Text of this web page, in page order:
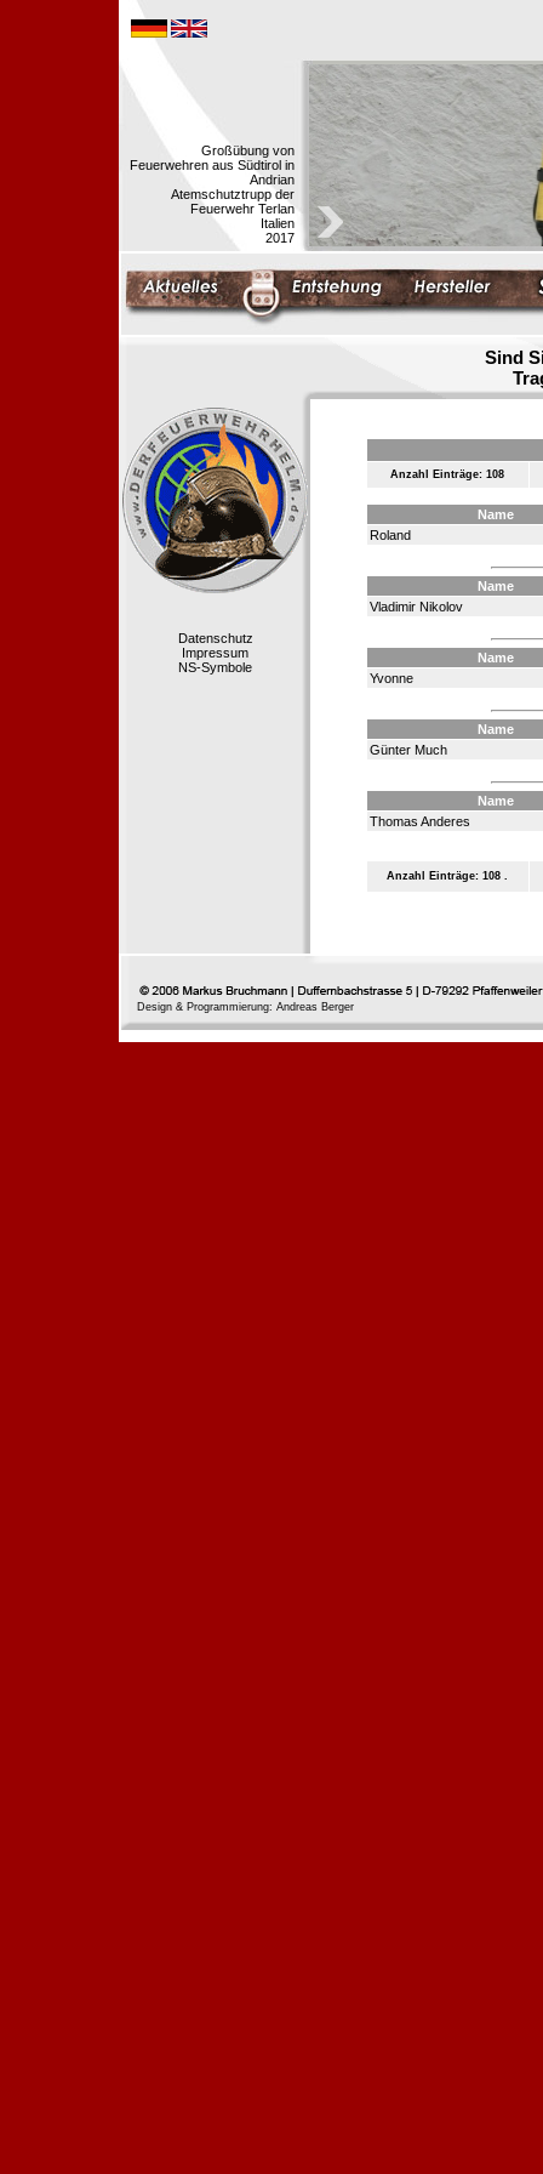
Großübung von
Feuerwehren aus Südtirol in
Andrian
Atemschutztrupp der
Feuerwehr Terlan
Italien
2017
Sind
Datenschutz
Impressum
NS-Symbole
Anzahl Einträge: 108
Name
Roland
Name
Vladimir Nikolov
Name
Yvonne
Name
Günter Much
Name
Thomas Anderes
Anzahl Einträge: 108 .
Design & Programmierung: Andreas Berger